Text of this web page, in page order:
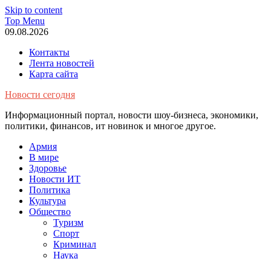
Skip to content
Top Menu
09.08.2026
Контакты
Лента новостей
Карта сайта
Новости сегодня
Информационный портал, новости шоу-бизнеса, экономики,
политики, финансов, ит новинок и многое другое.
Армия
В мире
Здоровье
Новости ИТ
Политика
Культура
Общество
Туризм
Спорт
Криминал
Наука